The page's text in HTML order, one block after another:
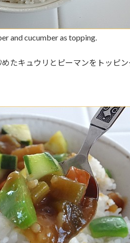
and cucumber as topping.
たキュウリとピーマンをトッピン